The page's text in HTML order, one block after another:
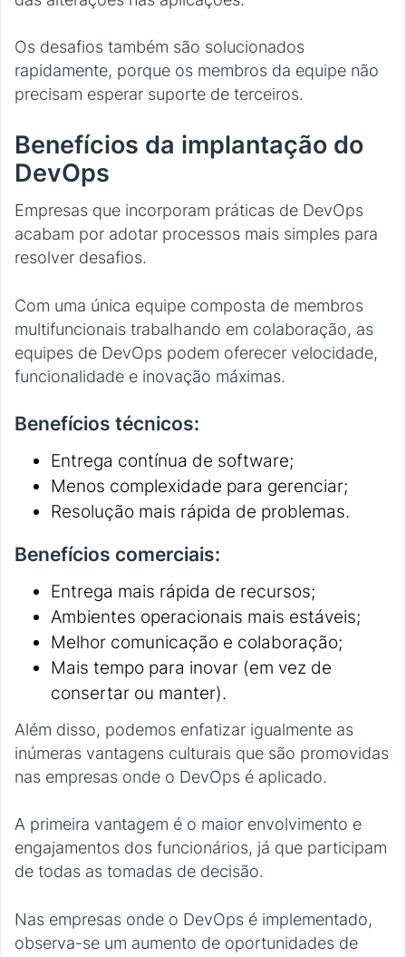
Os desafios também são solucionados
rapidamente, porque os membros da equipe não
precisam esperar suporte de terceiros.
Benefícios da implantação do
DevOps
Empresas que incorporam práticas de DevOps
acabam por adotar processos mais simples para
resolver desafios.
Com uma única equipe composta de membros
multifuncionais trabalhando em colaboração, as
equipes de DevOps podem oferecer velocidade,
funcionalidade e inovação máximas.
Benefícios técnicos:
Entrega contínua de software;
Menos complexidade para gerenciar;
Resolução mais rápida de problemas.
Benefícios comerciais:
Entrega mais rápida de recursos;
Ambientes operacionais mais estáveis;
Melhor comunicação e colaboração;
Mais tempo para inovar (em vez de
consertar ou manter).
Além disso, podemos enfatizar igualmente as
inúmeras vantagens culturais que são promovidas
nas empresas onde o DevOps é aplicado.
A primeira vantagem é o maior envolvimento e
engajamentos dos funcionários, já que participam
de todas as tomadas de decisão.
Nas empresas onde o DevOps é implementado,
observa-se um aumento de oportunidades de